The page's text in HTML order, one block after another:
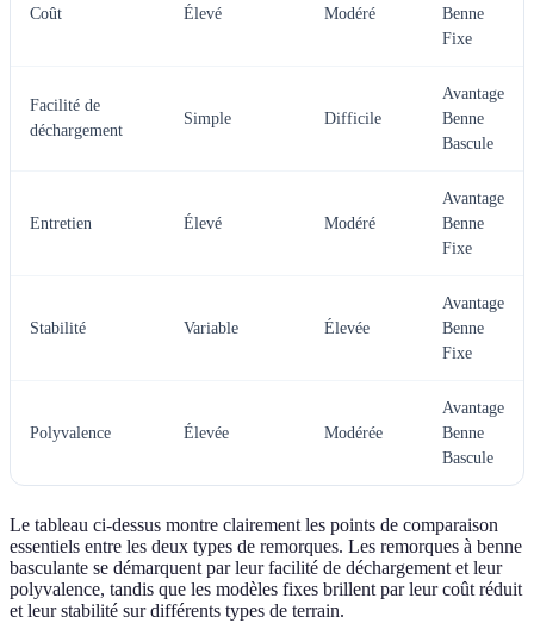
Coût Élevé Modéré
Benne
Fixe
Facilité de
déchargement
Simple Difficile
Avantage
Benne
Bascule
Entretien Élevé Modéré
Avantage
Benne
Fixe
Stabilité Variable Élevée
Avantage
Benne
Fixe
Polyvalence Élevée Modérée
Avantage
Benne
Bascule
Le tableau ci-dessus montre clairement les points de comparaison
essentiels entre les deux types de remorques. Les remorques à benne
basculante se démarquent par leur facilité de déchargement et leur
polyvalence, tandis que les modèles fixes brillent par leur coût réduit
et leur stabilité sur différents types de terrain.